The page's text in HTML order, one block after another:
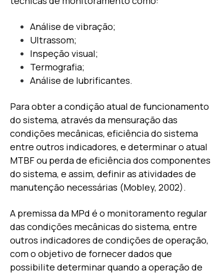
Análise de vibração;
Ultrassom;
Inspeção visual;
Termografia;
Análise de lubrificantes.
Para obter a condição atual de funcionamento
do sistema, através da mensuração das
condições mecânicas, eficiência do sistema
entre outros indicadores, e determinar o atual
MTBF ou perda de eficiência dos componentes
do sistema, e assim, definir as atividades de
manutenção necessárias (Mobley, 2002).
A premissa da MPd é o monitoramento regular
das condições mecânicas do sistema, entre
outros indicadores de condições de operação,
com o objetivo de fornecer dados que
possibilite determinar quando a operação de